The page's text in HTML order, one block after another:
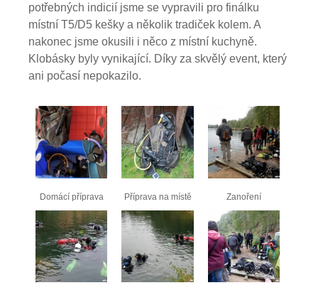
potřebných indicií jsme se vypravili pro finálku
místní T5/D5 kešky a několik tradiček kolem. A
nakonec jsme okusili i něco z místní kuchyně.
Klobásky byly vynikající. Díky za skvělý event, který
ani počasí nepokazilo.
Domácí příprava Příprava na místě Zanoření